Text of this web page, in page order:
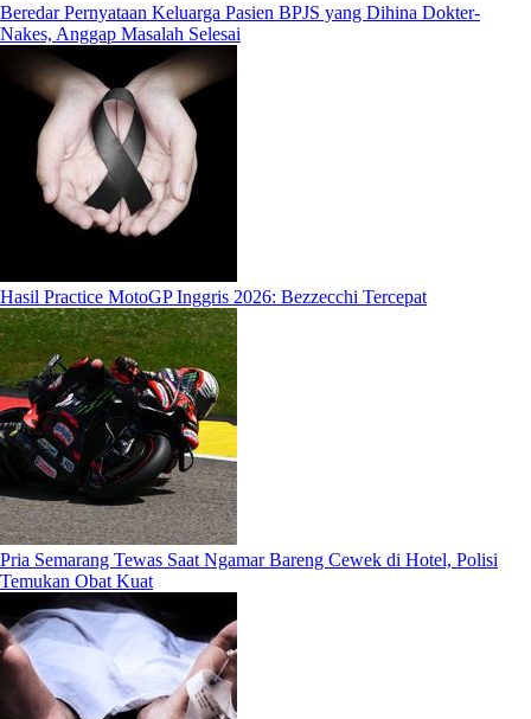
Beredar Pernyataan Keluarga Pasien BPJS yang Dihina Dokter-
Nakes, Anggap Masalah Selesai
Hasil Practice MotoGP Inggris 2026: Bezzecchi Tercepat
Pria Semarang Tewas Saat Ngamar Bareng Cewek di Hotel, Polisi
Temukan Obat Kuat